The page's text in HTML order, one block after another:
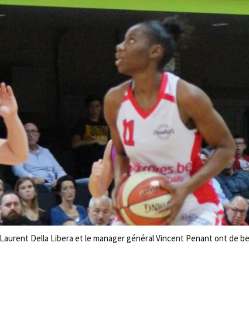
Della Libera et le manager général Vincent Penant ont de